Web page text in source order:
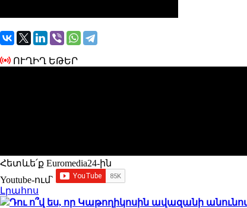
ՈՒՂԻՂ ԵԹԵՐ
Հետևե՛ք Euromedia24-ին
Youtube-ում`
Լրահոս
Դու ո՞վ ես, որ Կաթողիկոսին ավազանի անունով